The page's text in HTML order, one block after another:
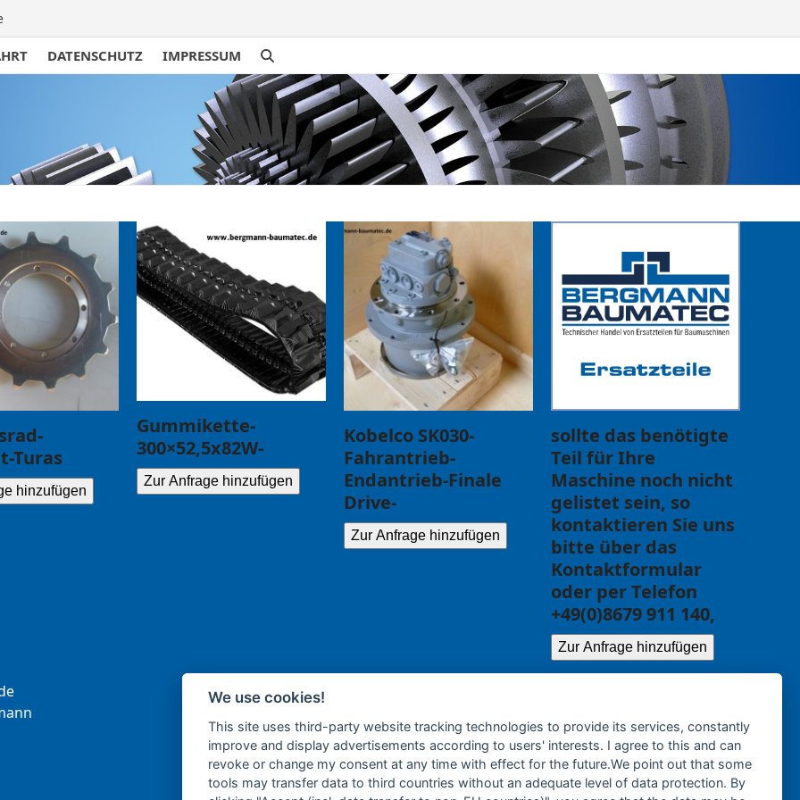
DATENSCHUTZ IMPRESSUM
Turas
hinzufügen
Gummikette-
300×52,5x82W-
Zur Anfrage hinzufügen
Kobelco SK030-
Fahrantrieb-
Endantrieb-Finale
Drive-
Zur Anfrage hinzufügen
sollte das benötigte
Teil für Ihre
Maschine noch nicht
gelistet sein, so
kontaktieren Sie uns
bitte über das
Kontaktformular
oder per Telefon
+49(0)8679 911 140,
Zur Anfrage hinzufügen
nna
We use cookies!
This site uses third-party website tracking technologies to provide its services, constantly
improve and display advertisements according to users' interests. I agree to this and can
revoke or change my consent at any time with effect for the future.We point out that some
tools may transfer data to third countries without an adequate level of data protection. By